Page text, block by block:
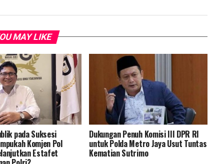
MAY LIKE
pada Suksesi
Komjen Pol
Estafet
Dukungan Penuh Komisi III DPR RI
untuk Polda Metro Jaya Usut Tuntas
Kematian Sutrimo